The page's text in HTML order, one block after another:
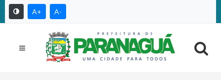
A+ A-